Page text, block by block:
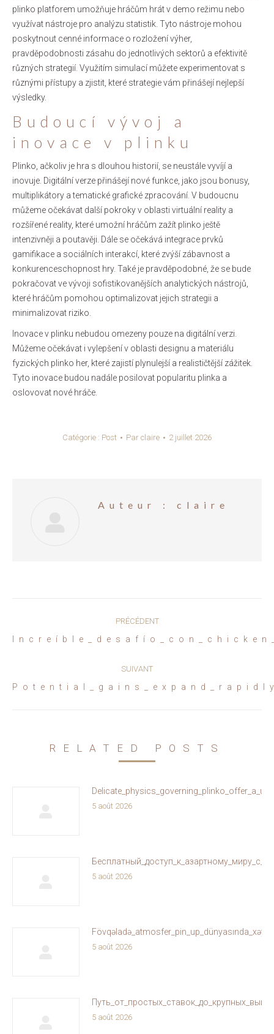
plinko platforem umožňuje hráčům hrát v demo režimu nebo
využívat nástroje pro analýzu statistik. Tyto nástroje mohou
poskytnout cenné informace o rozložení výher,
pravděpodobnosti zásahu do jednotlivých sektorů a efektivitě
různých strategií. Využitím simulací můžete experimentovat s
různými přístupy a zjistit, které strategie vám přinášejí nejlepší
výsledky.
Budoucí vývoj a
inovace v plinku
Plinko, ačkoliv je hra s dlouhou historií, se neustále vyvíjí a
inovuje. Digitální verze přinášejí nové funkce, jako jsou bonusy,
multiplikátory a tematické grafické zpracování. V budoucnu
můžeme očekávat další pokroky v oblasti virtuální reality a
rozšířené reality, které umožní hráčům zažít plinko ještě
intenzivněji a poutavěji. Dále se očekává integrace prvků
gamifikace a sociálních interakcí, které zvýší zábavnost a
konkurenceschopnost hry. Také je pravděpodobné, že se bude
pokračovat ve vývoji sofistikovanějších analytických nástrojů,
které hráčům pomohou optimalizovat jejich strategii a
minimalizovat riziko.
Inovace v plinku nebudou omezeny pouze na digitální verzi.
Můžeme očekávat i vylepšení v oblasti designu a materiálu
fyzických plinko her, které zajistí plynulejší a realističtější zážitek.
Tyto inovace budou nadále posilovat popularitu plinka a
oslovovat nové hráče.
Catégorie : Post Par claire 2 juillet 2026
Auteur : claire
PRÉCÉDENT
Article
:
SUIVANT
Article
RELATED POSTS
5 août 2026
5 août 2026
5 août 2026
5 août 2026